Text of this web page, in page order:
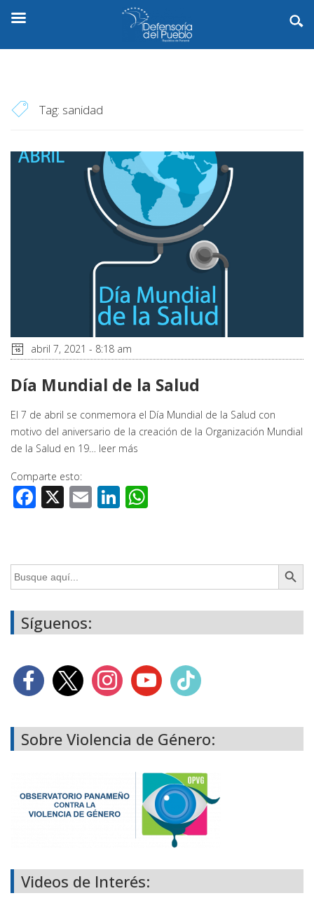
Tag: sanidad
abril 7, 2021 - 8:18 am
Día Mundial de la Salud
El 7 de abril se conmemora el Día Mundial de la Salud con
motivo del aniversario de la creación de la Organización Mundial
de la Salud en 19… leer más
Comparte esto:
Facebook
X EmailLinkedIn
Buscar: Botón de
Síguenos:
Sobre Violencia de Género:
Videos de Interés: